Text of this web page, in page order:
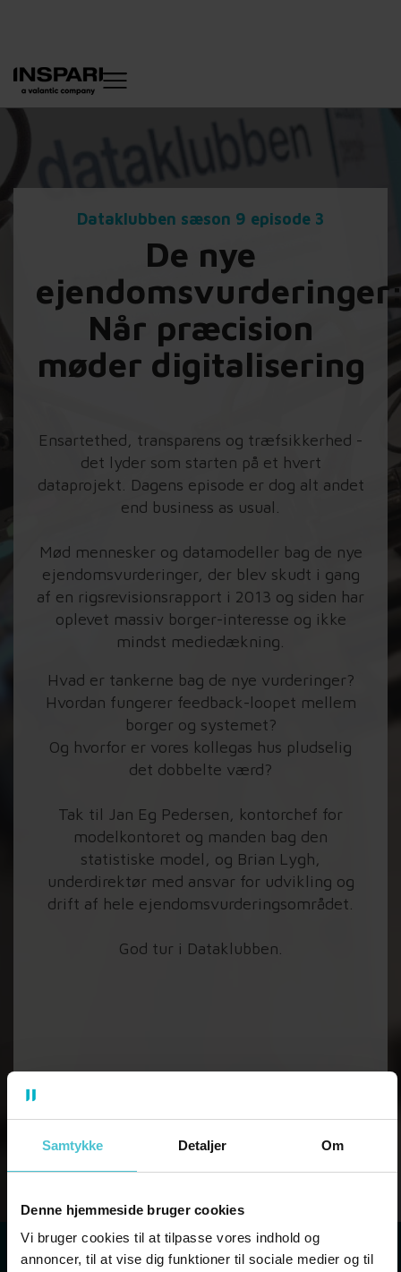
Samtykke Detaljer Om
Denne hjemmeside bruger cookies
Vi bruger cookies til at tilpasse vores indhold og
annoncer, til at vise dig funktioner til sociale medier og til
Dataklubben sæson 9 episode 3
De nye
Når præcision
møder digitalisering
Ensartethed, transparens og træfsikkerhed -
det lyder som starten på et hvert
dataprojekt. Dagens episode er dog alt andet
end business as usual.
Mød mennesker og datamodeller bag de nye
ejendomsvurderinger, der blev skudt i gang
af en rigsrevisionsrapport i 2013 og siden har
oplevet massiv borger-interesse og ikke
mindst mediedækning.
Hvad er tankerne bag de nye vurderinger?
Hvordan fungerer feedback-loopet mellem
borger og systemet?
Og hvorfor er vores kollegas hus pludselig
det dobbelte værd?
Tak til Jan Eg Pedersen, kontorchef for
modelkontoret og manden bag den
statistiske model, og Brian Lygh,
underdirektør med ansvar for udvikling og
drift af hele ejendomsvurderingsområdet.
God tur i Dataklubben.
Subscribe